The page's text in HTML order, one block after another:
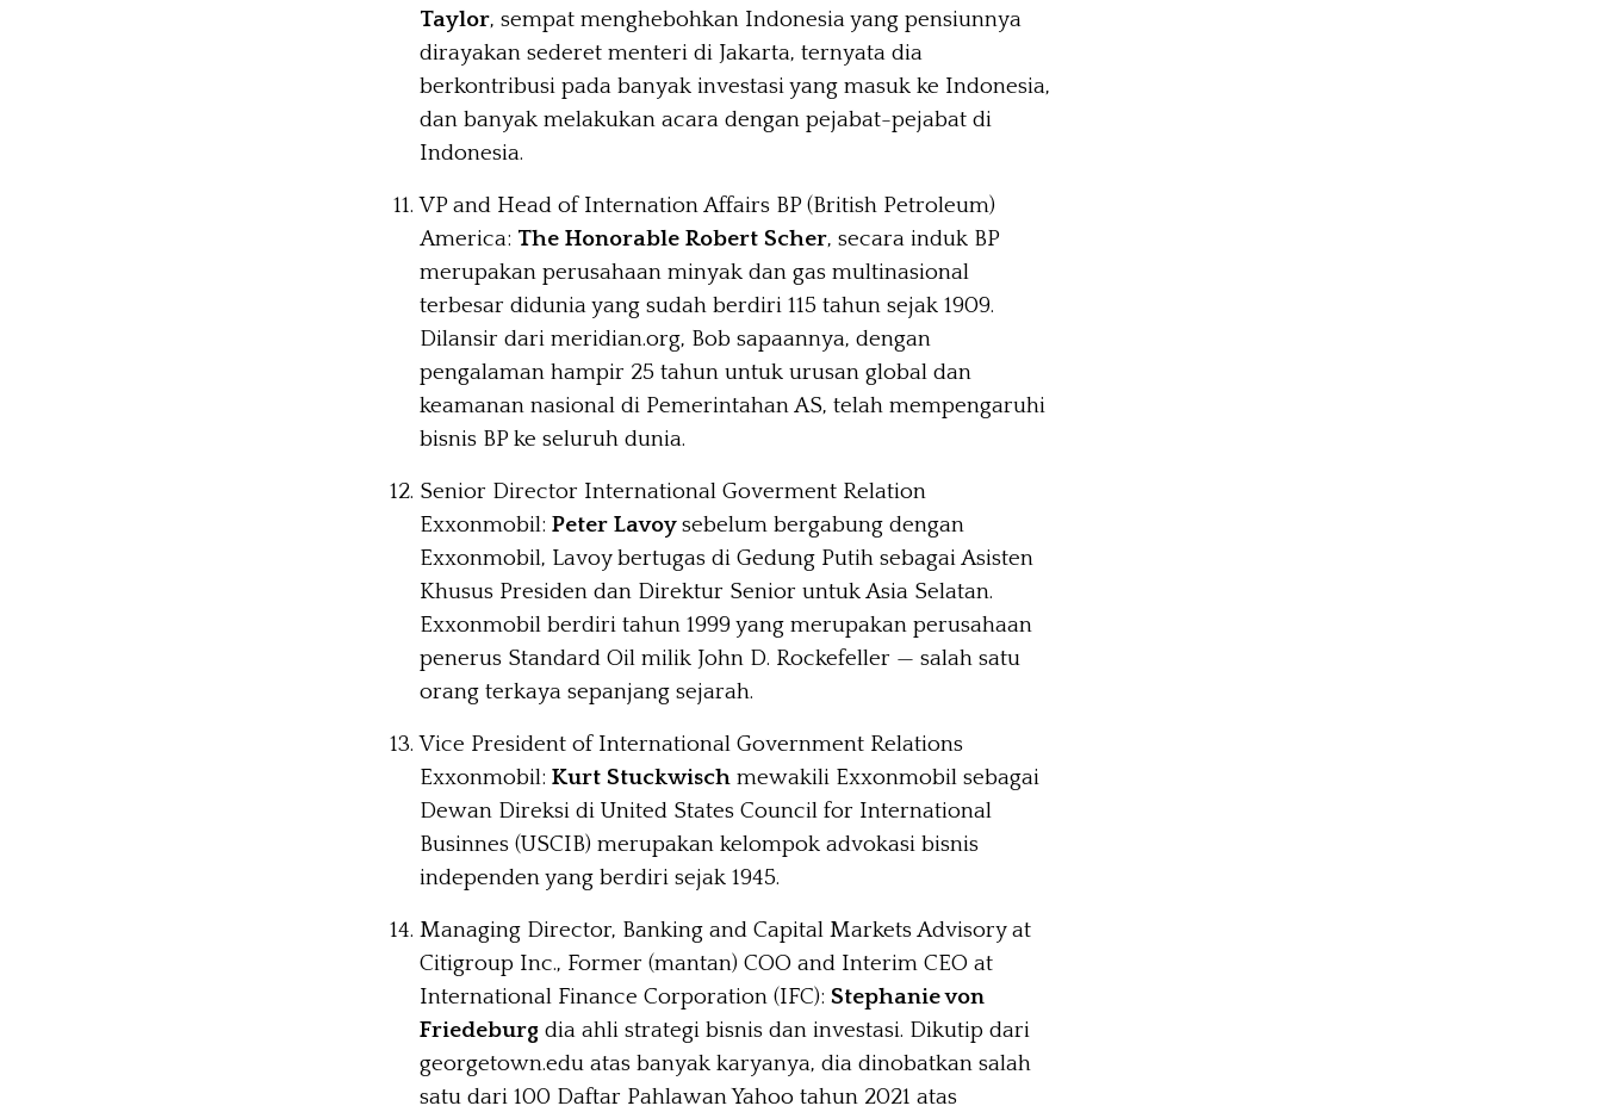
Taylor, sempat menghebohkan Indonesia yang pensiunnya
dirayakan sederet menteri di Jakarta, ternyata dia
berkontribusi pada banyak investasi yang masuk ke Indonesia,
dan banyak melakukan acara dengan pejabat-pejabat di
Indonesia.
VP and Head of Internation Affairs BP (British Petroleum)
America: The Honorable Robert Scher, secara induk BP
merupakan perusahaan minyak dan gas multinasional
terbesar didunia yang sudah berdiri 115 tahun sejak 1909.
Dilansir dari meridian.org, Bob sapaannya, dengan
pengalaman hampir 25 tahun untuk urusan global dan
keamanan nasional di Pemerintahan AS, telah mempengaruhi
bisnis BP ke seluruh dunia.
Senior Director International Goverment Relation
Exxonmobil: Peter Lavoysebelum bergabung dengan
Exxonmobil, Lavoy bertugas di Gedung Putih sebagai Asisten
Khusus Presiden dan Direktur Senior untuk Asia Selatan.
Exxonmobil berdiri tahun 1999 yang merupakan perusahaan
penerus Standard Oil milik John D. Rockefeller — salah satu
orang terkaya sepanjang sejarah.
Vice President of International Government Relations
Exxonmobil: Kurt Stuckwisch mewakili Exxonmobil sebagai
Dewan Direksi di United States Council for International
Businnes (USCIB) merupakan kelompok advokasi bisnis
independen yang berdiri sejak 1945.
Managing Director, Banking and Capital Markets Advisory at
Citigroup Inc., Former (mantan) COO and Interim CEO at
International Finance Corporation (IFC): Stephanie von
Friedeburg dia ahli strategi bisnis dan investasi. Dikutip dari
georgetown.edu atas banyak karyanya, dia dinobatkan salah
satu dari 100 Daftar Pahlawan Yahoo tahun 2021 atas